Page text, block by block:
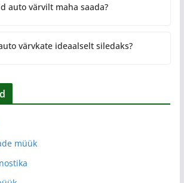
auto värvilt maha saada?
värvkate ideaalselt siledaks?
müük